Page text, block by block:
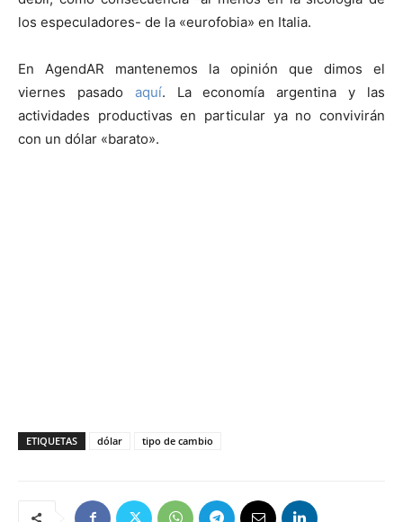
los especuladores- de la «eurofobia» en Italia.
En AgendAR mantenemos la opinión que dimos el
viernes pasado aquí. La economía argentina y las
actividades productivas en particular ya no convivirán
con un dólar «barato».
ETIQUETAS dólar tipo de cambio